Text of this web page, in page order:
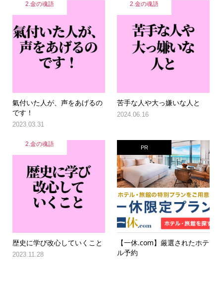
2.金の魂語
氣付いた人が、声をあげるの
です！
2023.03.31
2.金の魂語
苦手な人や大っ嫌いな人と
2024.06.16
2.金の魂語
歴史に学び改心していくこと
2023.11.28
PR
【一休.com】厳選されたホテ
ル予約